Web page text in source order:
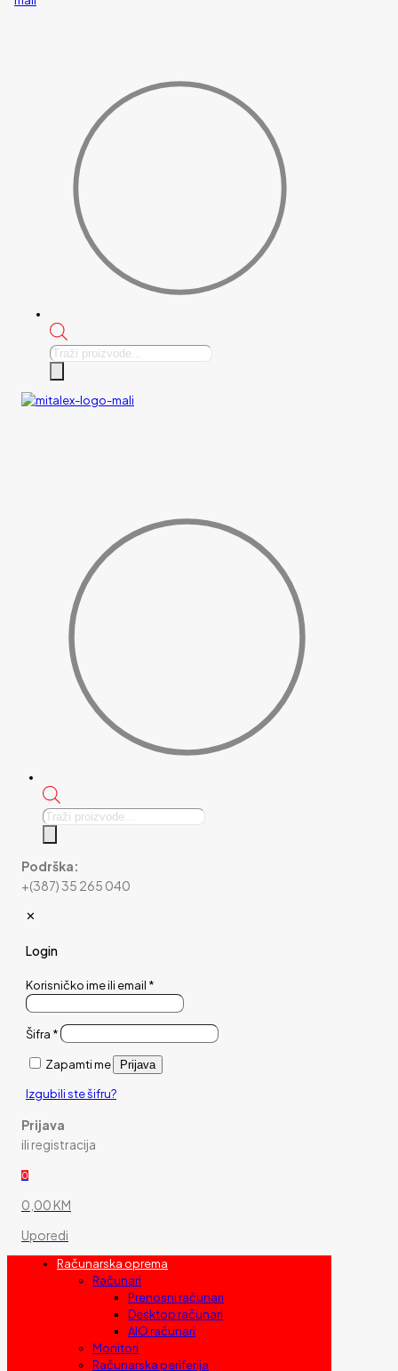
Products
Products
Podrška:
+(387) 35 265 040
✕
Login
Korisničko ime ili email *
Šifra *
Zapamti me Prijava
Izgubili ste šifru?
Prijava
ili registracija
0
0,00 KM
Uporedi
Računarska oprema
Računari
Prenosni računari
Desktop računari
AIO računari
Monitori
Računarska periferija